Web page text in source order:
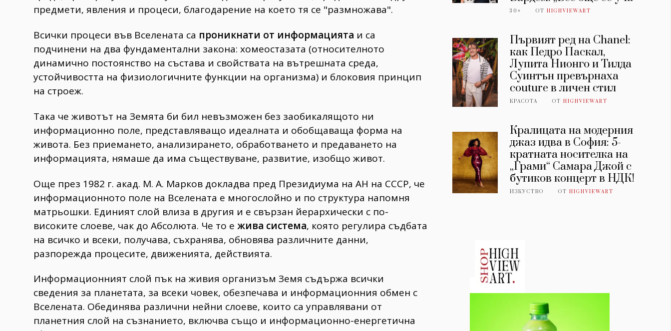
предмети, явления и процеси, благодарение на което тя се "размножава".
Всички процеси във Вселената са проникнати от информацията и са
подчинени на два фундаментални закона: хомеостазата (относителното
динамично постоянство на състава и свойствата на вътрешната среда,
устойчивостта на физиологичните функции на организма) и блоковия принцип
на строеж.
Така че животът на Земята би бил невъзможен без заобикалящото ни
информационно поле, представляващо идеалната и обобщаваща форма на
живота. Без приемането, анализирането, обработването и предаването на
информацията, нямаше да има съществуване, развитие, изобщо живот.
Още през 1982 г. акад. М. А. Марков докладва пред Президиума на АН на СССР, че
информационното поле на Вселената е многослойно и по структура напомня
матрьошки. Единият слой влиза в другия и е свързан йерархически с по-
високите слоеве, чак до Абсолюта. Че то е жива система, която регулира съдбата
на всичко и всеки, получава, съхранява, обновява различните данни,
разпорежда процесите, движенията, действията.
Информационният слой пък на живия организъм Земя съдържа всички
сведения за планетата, за всеки човек, обезпечава и информационния обмен с
Вселената. Обединява различни нейни слоеве, които са управлявани от
планетния слой на съзнанието, включва също и информационно-енергетична
30+ ОТHIGHVIEWART
Първият ред на Chanel:
как Педро Паскал,
Лупита Нионго и Тилда
Суинтън превърнаха
couture в личен стил
КРАСОТА ОТHIGHVIEWART
Кралицата на модерния
джаз идва в София: 5-
кратната носителка на
„Грами“ Самара Джой с
бутиков концерт в НДК!
ИЗКУСТВО ОТHIGHVIEWART